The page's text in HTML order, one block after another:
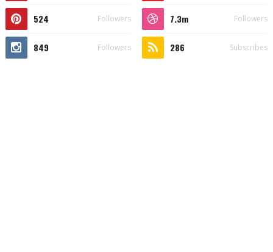
524 Followers 7.3m Followers
849 Followers 286 Subscribes